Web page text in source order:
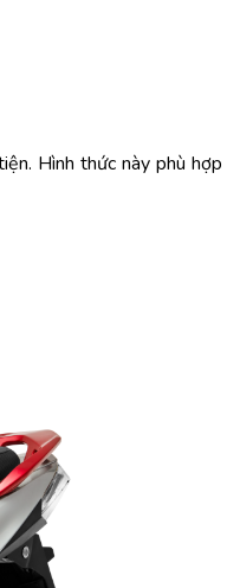
Hìnhthứcnàyphù hợp